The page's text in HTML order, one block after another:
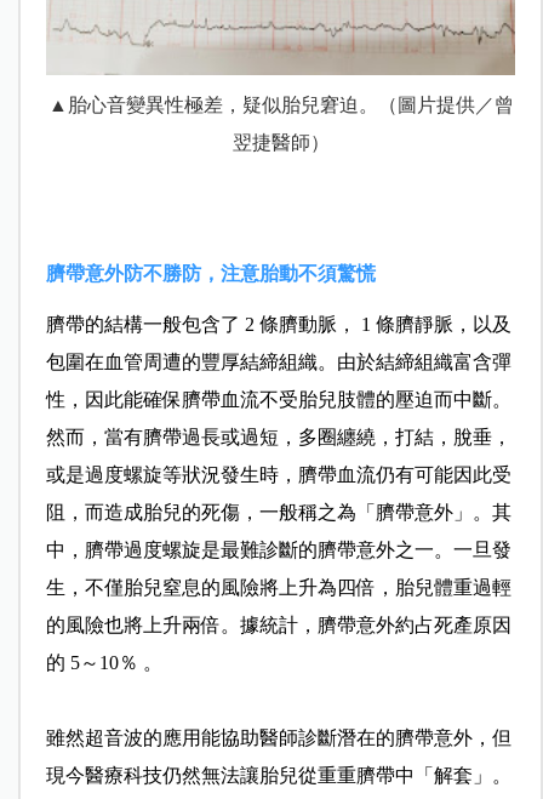
▲胎心音變異性極差，疑似胎兒窘迫。（圖片提供／曾
翌捷醫師）
臍帶意外防不勝防，注意胎動不須驚慌
臍帶的結構一般包含了 2 條臍動脈， 1 條臍靜脈，以及
包圍在血管周遭的豐厚結締組織。由於結締組織富含彈
性，因此能確保臍帶血流不受胎兒肢體的壓迫而中斷。
然而，當有臍帶過長或過短，多圈纏繞，打結，脫垂，
或是過度螺旋等狀況發生時，臍帶血流仍有可能因此受
阻，而造成胎兒的死傷，一般稱之為「臍帶意外」。其
中，臍帶過度螺旋是最難診斷的臍帶意外之一。一旦發
生，不僅胎兒窒息的風險將上升為四倍，胎兒體重過輕
的風險也將上升兩倍。據統計，臍帶意外約占死產原因
的 5～10％ 。
雖然超音波的應用能協助醫師診斷潛在的臍帶意外，但
現今醫療科技仍然無法讓胎兒從重重臍帶中「解套」。